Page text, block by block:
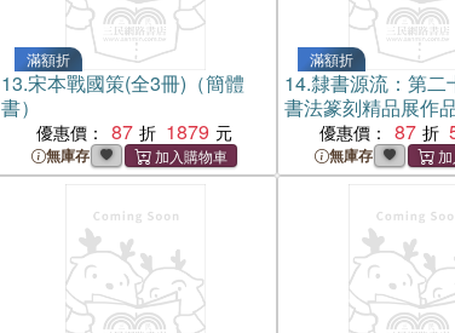
滿額折
13.宋本戰國策(全3冊)（簡體
書）
優惠價： 87 1879
無庫存
滿額折
14.隸書源流：第二
書法篆刻精品展作
書）優惠價： 87
無庫存